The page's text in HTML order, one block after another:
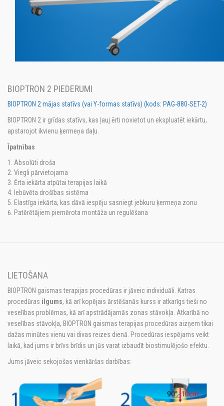
BIOPTRON 2 PIEDERUMI
BIOPTRON 2 mājas statīvs (vai Y-formas statīvs) (kods: PAG-880-SET-2)
BIOPTRON 2 ir grīdas statīvs, kas ļauj ērti novietot un ekspluatēt iekārtu,
apstarojot ikvienu ķermeņa daļu.
Īpatnības
Absolūti droša
Viegli pārvietojama
Ērta iekārta atpūtai terapijas laikā
Iebūvēta drošības sistēma
Elastīga iekārta, kas dāvā iespēju sasniegt jebkuru ķermeņa zonu
Patērētājiem piemērota montāža un regulēšana
LIETOŠANA
BIOPTRON gaismas terapijas procedūras ir jāveic individuāli. Katras
procedūras ilgums, kā arī kopējais ārstēšanās kurss ir atkarīgs tieši no
veselības problēmas, kā arī apstrādājamās zonas stāvokļa. Atkarībā no
veselības stāvokļa, BIOPTRON gaismas terapijas procedūras aizņem tikai
dažas minūtes vienu vai divas reizes dienā. Procedūras iespējams veikt
laikā, kad jums ir brīvs brīdis un jūs varat izbaudīt biostimulējošo efektu.
Jums jāveic sekojošas vienkāršas darbības: